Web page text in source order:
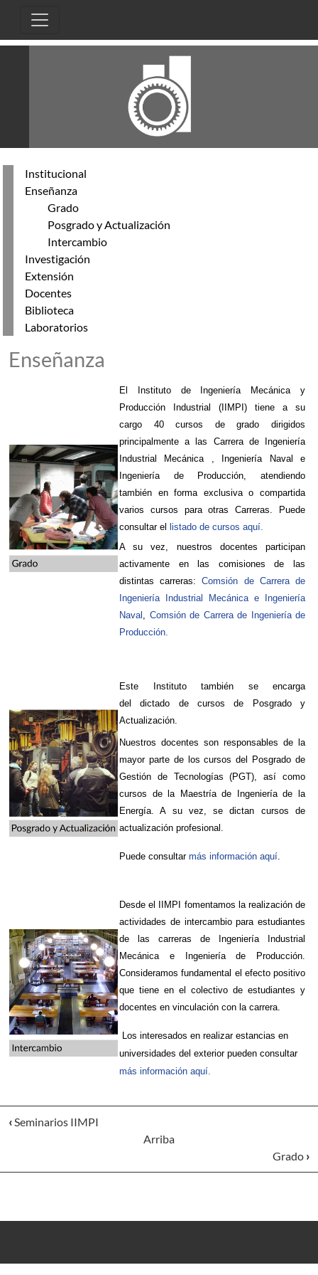
Institucional
Enseñanza
Grado
Posgrado y Actualización
Intercambio
Investigación
Extensión
Docentes
Biblioteca
Laboratorios
Enseñanza
El Instituto de Ingeniería Mecánica y
Producción Industrial (IIMPI) tiene a su
cargo 40 cursos de grado dirigidos
principalmente a las Carrera de Ingeniería
Industrial Mecánica , Ingeniería Naval e
Ingeniería de Producción, atendiendo
también en forma exclusiva o compartida
varios cursos para otras Carreras. Puede
consultar el
listado de cursos aquí.
A su vez, nuestros docentes participan
activamente en las comisiones de las
distintas carreras:Comsión de Carrera de
Ingeniería Industrial Mecánica e Ingeniería
Naval
Comsión de Carrera de Ingeniería de
Producción.
Este Instituto también se encarga
del dictado de cursos de Posgrado y
Actualización.
Nuestros docentes son responsables de la
mayor parte de los cursos del Posgrado de
Gestión de Tecnologías (PGT), así como
cursos de la Maestría de Ingeniería de la
Energía. A su vez, se dictan cursos de
actualización profesional.
Puede consultar más información aquí.
Desde el IIMPI fomentamos la realización de
actividades de intercambio para estudiantes
de las carreras de Ingeniería Industrial
Mecánica e Ingeniería de Producción.
Consideramos fundamental el efecto positivo
que tiene en el colectivo de estudiantes y
docentes en vinculación con la carrera.
Los interesados en realizar estancias en
universidades del exterior pueden consultar
más información aquí.
‹Seminarios IIMPI
Arriba
Grado ›